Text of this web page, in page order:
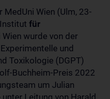
MedUni Wien (Ulm, 23-
für
wurde von der
Experimentelle und
Toxikologie (DGPT)
Buchheim-Preis 2022
um Julian
Leitung von Harald